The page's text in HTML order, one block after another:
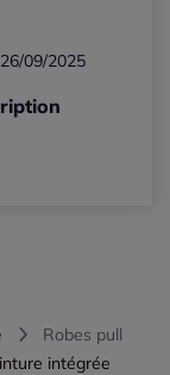
09/2025
Robes pull
intégrée